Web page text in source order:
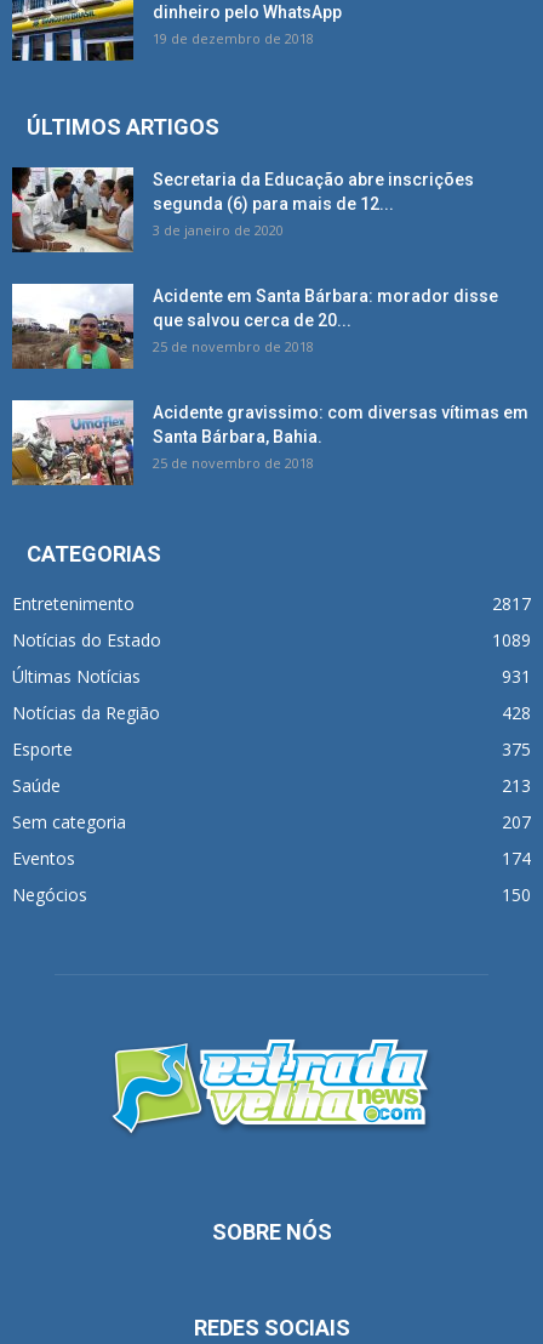
dinheiro pelo WhatsApp
19 de dezembro de 2018
ÚLTIMOS ARTIGOS
Secretaria da Educação abre inscrições
segunda (6) para mais de 12...
3 de janeiro de 2020
Acidente em Santa Bárbara: morador disse
que salvou cerca de 20...
25 de novembro de 2018
Acidente gravissimo: com diversas vítimas em
Santa Bárbara, Bahia.
25 de novembro de 2018
CATEGORIAS
Entretenimento
2817
Notícias do Estado
1089
Últimas Notícias
931
Notícias da Região
428
Esporte
375
Saúde
213
Sem categoria
207
Eventos
174
Negócios
150
SOBRE NÓS
REDES SOCIAIS